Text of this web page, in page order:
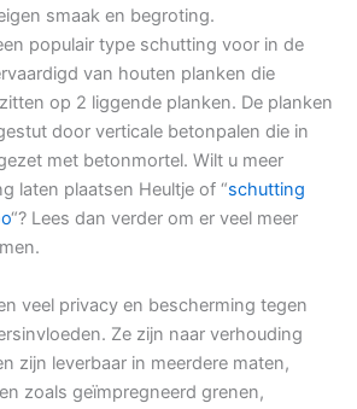
smaak en begroting.
populair type schutting voor in de
van houten planken die
op 2 liggende planken. De planken
door verticale betonpalen die in
met betonmortel. Wilt u meer
laten plaatsen Heultje of “schutting
“? Lees dan verder om er veel meer
veel privacy en bescherming tegen
Ze zijn naar verhouding
zijn leverbaar in meerdere maten,
zoals geïmpregneerd grenen,